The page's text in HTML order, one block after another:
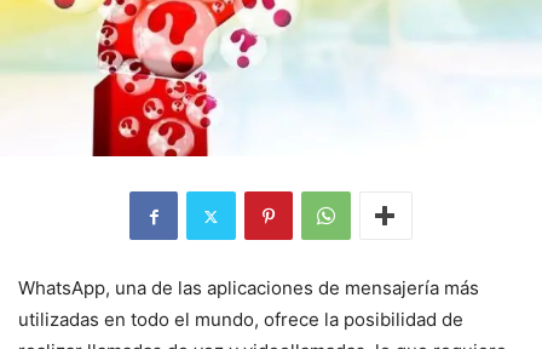
WhatsApp, una de las aplicaciones de mensajería más
utilizadas en todo el mundo, ofrece la posibilidad de